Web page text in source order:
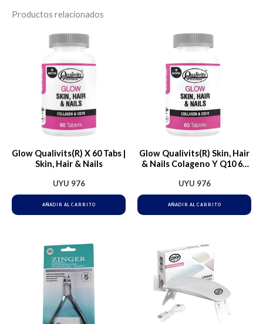
Productos relacionados
Glow Qualivits(R) X 60 Tabs |
Skin, Hair & Nails
UYU 976
AÑADIR AL CARRITO
Glow Qualivits(R) Skin, Hair
& Nails Colageno Y Q10 60
UYU 976
AÑADIR AL CARRITO